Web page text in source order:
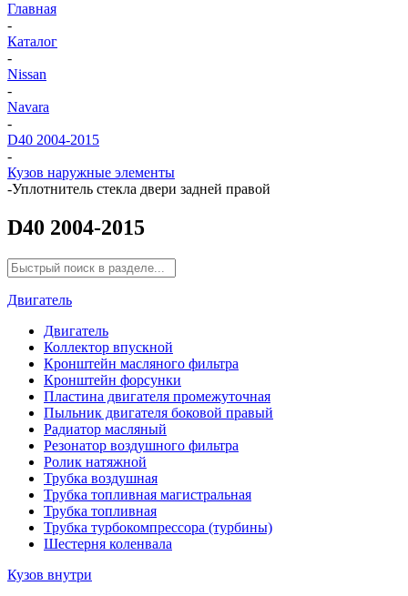
Главная
-
Каталог
-
Nissan
-
Navara
-
D40 2004-2015
-
Кузов наружные элементы
-Уплотнитель стекла двери задней правой
D40 2004-2015
Двигатель
Двигатель
Коллектор впускной
Кронштейн масляного фильтра
Кронштейн форсунки
Пластина двигателя промежуточная
Пыльник двигателя боковой правый
Радиатор масляный
Резонатор воздушного фильтра
Ролик натяжной
Трубка воздушная
Трубка топливная магистральная
Трубка топливная
Трубка турбокомпрессора (турбины)
Шестерня коленвала
Кузов внутри